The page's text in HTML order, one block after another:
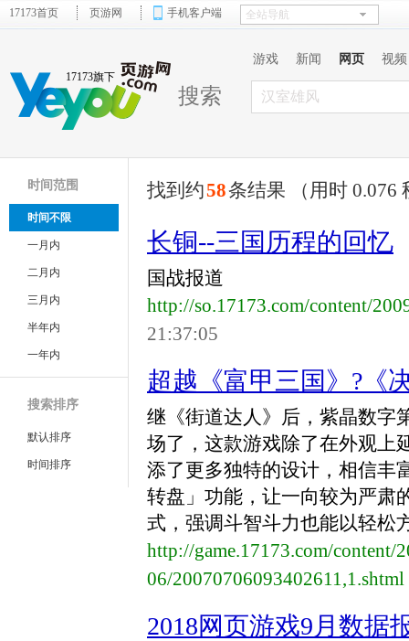
17173首页 页游网 手机客户端
17173旗下
游戏 新闻 网页 视频
搜索
时间范围
时间不限
一月内
二月内
三月内
半年内
一年内
搜索排序
默认排序
时间排序
找到约58条结果 （用时 0.076
长铜--三国历程的回忆
国战报道
http://so.17173.com/content/
21:37:05
超越《富甲三国》?《
继《街道达人》后，紫晶数字
场了，这款游戏除了在外观上
添了更多独特的设计，相信丰
转盘」功能，让一向较为严肃
式，强调斗智斗力也能以轻松
http://game.17173.com/content/
06/20070706093402611,1.shtml
2018网页游戏9月数据